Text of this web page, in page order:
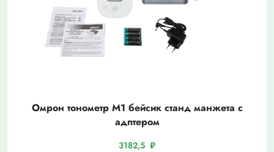
Омрон тонометр М1 бейсик станд манжета с
адптером
3182,5 ₽